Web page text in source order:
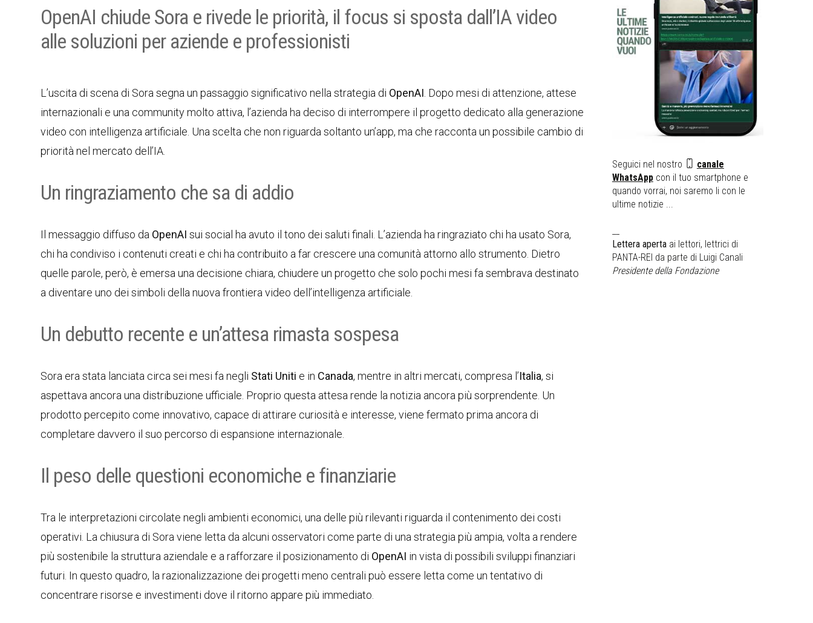
OpenAI chiude Sora e rivede le priorità, il focus si sposta dall’IA video
alle soluzioni per aziende e professionisti
L’uscita di scena di Sora segna un passaggio significativo nella strategia di OpenAI . Dopo mesi di attenzione, attese
internazionali e una community molto attiva, l’azienda ha deciso di interrompere il progetto dedicato alla generazione
video con intelligenza artificiale. Una scelta che non riguarda soltanto un’app, ma che racconta un possibile cambio di
priorità nel mercato dell’IA.
Un ringraziamento che sa di addio
Il messaggio diffuso da OpenAI sui social ha avuto il tono dei saluti finali. L’azienda ha ringraziato chi ha usato Sora,
chi ha condiviso i contenuti creati e chi ha contribuito a far crescere una comunità attorno allo strumento. Dietro
quelle parole, però, è emersa una decisione chiara, chiudere un progetto che solo pochi mesi fa sembrava destinato
a diventare uno dei simboli della nuova frontiera video dell’intelligenza artificiale.
Un debutto recente e un’attesa rimasta sospesa
Sora era stata lanciata circa sei mesi fa negli Stati Uniti e in Canada, mentre in altri mercati, compresa l’Italia, si
aspettava ancora una distribuzione ufficiale. Proprio questa attesa rende la notizia ancora più sorprendente. Un
prodotto percepito come innovativo, capace di attirare curiosità e interesse, viene fermato prima ancora di
completare davvero il suo percorso di espansione internazionale.
Il peso delle questioni economiche e finanziarie
Tra le interpretazioni circolate negli ambienti economici, una delle più rilevanti riguarda il contenimento dei costi
operativi. La chiusura di Sora viene letta da alcuni osservatori come parte di una strategia più ampia, volta a rendere
più sostenibile la struttura aziendale e a rafforzare il posizionamento di OpenAI in vista di possibili sviluppi finanziari
futuri. In questo quadro, la razionalizzazione dei progetti meno centrali può essere letta come un tentativo di
concentrare risorse e investimenti dove il ritorno appare più immediato.
Seguici nel nostro
canale
WhatsAppcon il tuo smartphone e
quando vorrai, noi saremo li con le
ultime notizie ...
Lettera apertaai lettori, lettrici di
PANTA-REI da parte di Luigi Canali
Presidente della Fondazione